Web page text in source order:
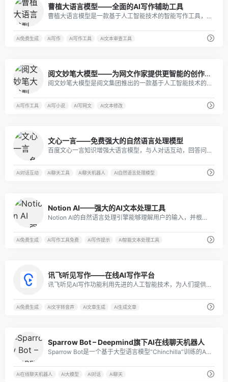
曹植大语言模型——全面的AI写作辅助工具
曹植大语言模型是一款基于人工智能技术的智能写作工具，旨在为用户提供全方位的写作辅助和支持。
AI免费生成 AI写作 AI写作工具 AI文本审查工具
阅文妙笔大模型——为网文作家提供更智能的创作工具
阅文妙笔大模型是阅文集团推出的一款基于人工智能技术的语言模型，旨在为网络文学作家提供更加智能、高效的创作辅助工具。
AI写作工具 AI写小说 AI写网文 AI文本修改
文心一言——免费强大的自然语言处理模型
百度文心一言知识增强大语言模型，与人对话互动，回答问题，协助创作，高效便捷地帮助人们获取信息、知识和灵感。
AI对话互动 AI聊天工具 AI聊天机器人 AI自然语言处理模型
Notion AI——强大的AI文本处理工具
Notion AI的自然语言处理引擎能够理解用户的输入，并根据用户的意图给出相应的智能建议。
AI免费生成 AI写作工具免费 AI写作提示 AI智能文本处理工具
讯飞听见写作——在线AI写作平台
讯飞听见AI写作功能利用先进的人工智能技术，为人们提供了高效、准确的文章撰写服务。
AI免费生成 AI文字转音声 AI文章生成 AI生成文章
Sparrow Bot – Deepmind旗下AI在线聊天机器人
Sparrow Bot是一个基于大型语言模型“Chinchilla”训练的AI在线聊天机器人，由谷歌子公司Deepmind开发。
AI在线聊天机器人 AI大模型 AI对话 AI聊天